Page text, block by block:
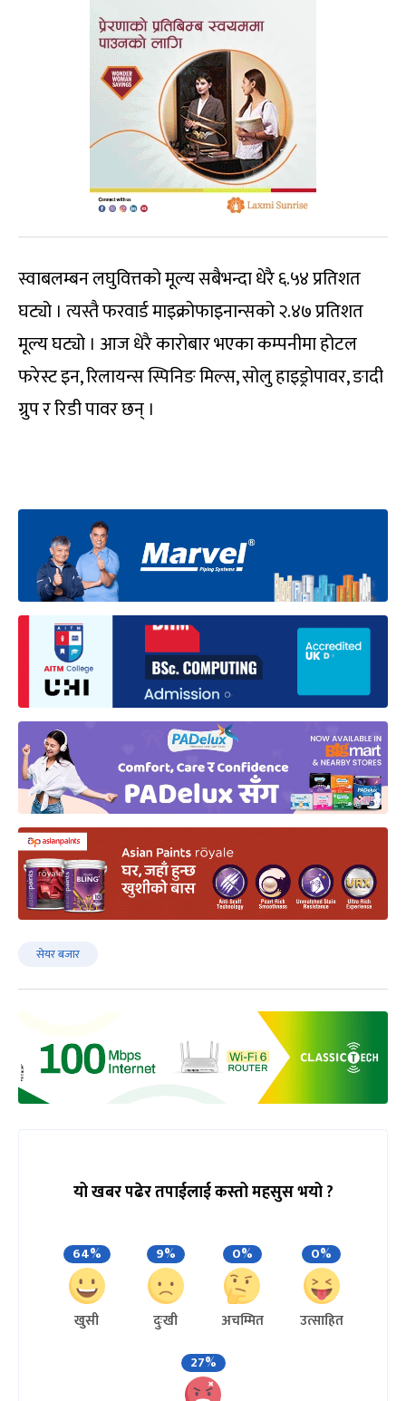
स्वाबलम्बन लघुवित्तको मूल्य सबैभन्दा धेरै ६.५४ प्रतिशत
घट्यो । त्यस्तै फरवार्ड माइक्रोफाइनान्सको २.४७ प्रतिशत
मूल्य घट्यो । आज धेरै कारोबार भएका कम्पनीमा होटल
फरेस्ट इन, रिलायन्स स्पिनिङ मिल्स, सोलु हाइड्रोपावर, ङादी
ग्रुप र रिडी पावर छन् ।
सेयर बजार
यो खबर पढेर तपाईलाई कस्तो महसुस भयो ?
64%
खुसी
9%
दुःखी
0%
अचम्मित
0%
उत्साहित
27%